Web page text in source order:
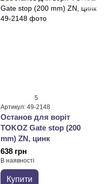
5
Артикул: 49-2148
Останов для воріт
TOKOZ Gate stop (200
mm) ZN, цинк
638 грн
В наявності
Купити